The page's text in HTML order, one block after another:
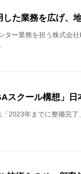
した業務を広げ、
ー業務を担う株式会
スクール構想」
2023年までに整備完